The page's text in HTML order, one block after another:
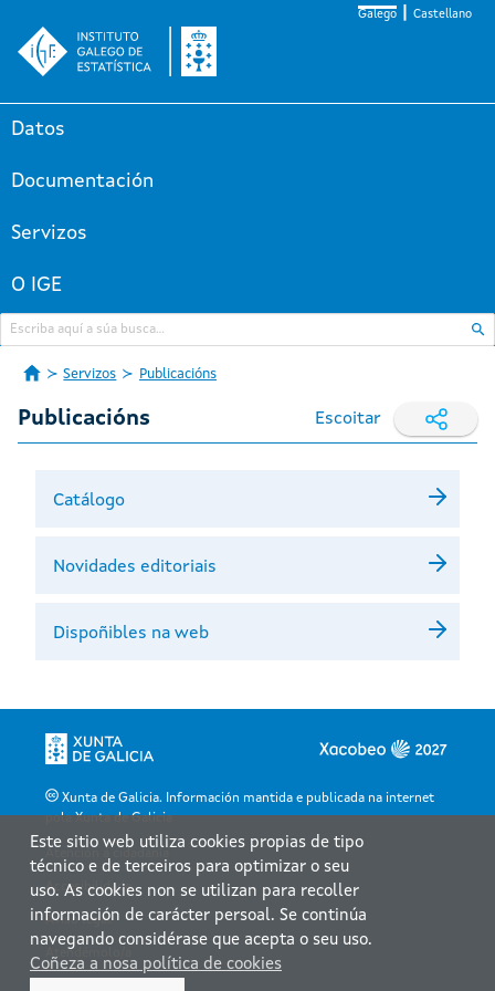
Galego Castellano
Datos
Documentación
Servizos
O IGE
Servizos Publicacións
Publicacións Escoitar
Catálogo
Novidades editoriais
Dispoñibles na web
Xunta de Galicia. Información mantida e publicada na internet
pola Xunta de Galicia
Accesibilidade
Aviso legal
Este sitio web utiliza cookies propias de tipo
técnico e de terceiros para optimizar o seu
uso. As cookies non se utilizan para recoller
información de carácter persoal. Se continúa
navegando considérase que acepta o seu uso.
Coñeza a nosa política de cookies